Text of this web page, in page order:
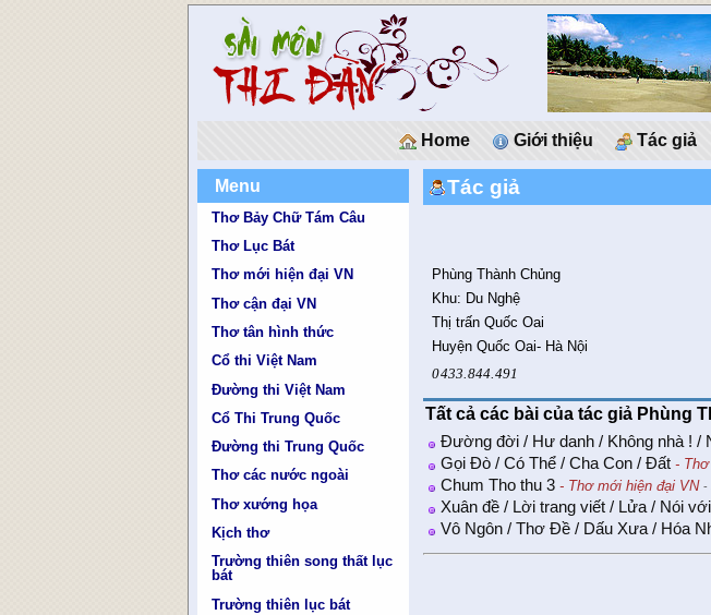
Home Giới thiệu Tác giả
Menu
Thơ Bảy Chữ Tám Câu
Thơ Lục Bát
Thơ mới hiện đại VN
Thơ cận đại VN
Thơ tân hình thức
Cổ thi Việt Nam
Đường thi Việt Nam
Cổ Thi Trung Quốc
Đường thi Trung Quốc
Thơ các nước ngoài
Thơ xướng họa
Kịch thơ
Trường thiên song thất lục
bát
Trường thiên lục bát
Tác giả
Phùng Thành Chủng
Khu: Du Nghệ
Thị trấn Quốc Oai
Huyện Quốc Oai- Hà Nội
0433.844.491
Tất cả các bài của tác giả Phùng
Đường đời / Hư danh / Không nhà ! /
Gọi Đò / Có Thể / Cha Con / Đất -
Chum Tho thu 3 - Thơ mới hiện đại VN -
Xuân đề / Lời trang viết / Lửa / Nói
Vô Ngôn / Thơ Đề / Dấu Xưa / Hóa